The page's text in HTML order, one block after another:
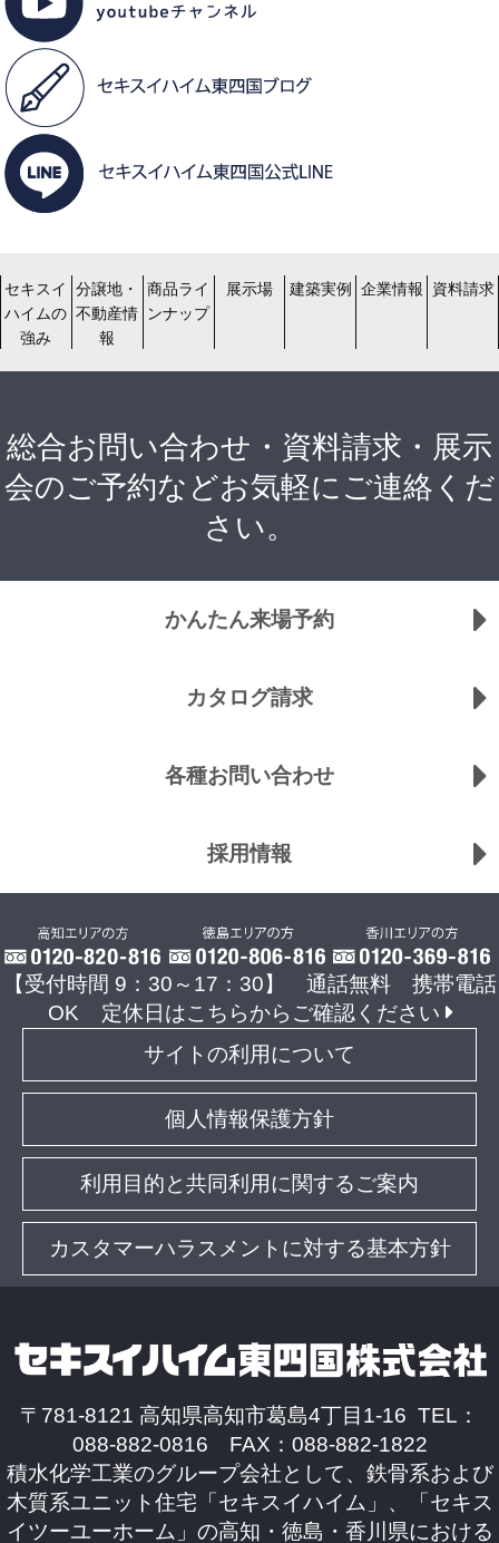
セキスイ
ハイムの
強み
分譲地・
不動産情
報
商品ライ
ンナップ
展示場 建築実例 企業情報 資料請求
総合お問い合わせ・資料請求・展示
会のご予約などお気軽にご連絡くだ
さい。
かんたん来場予約
カタログ請求
各種お問い合わせ
採用情報
【受付時間 9：30～17：30】 通話無料 携帯電話
OK
定休日はこちらからご確認ください
サイトの利用について
個人情報保護方針
利用目的と共同利用に関するご案内
カスタマーハラスメントに対する基本方針
〒781-8121 高知県高知市葛島4丁目1-16 TEL：
088-882-0816 FAX：088-882-1822
積水化学工業のグループ会社として、鉄骨系および
木質系ユニット住宅「セキスイハイム」、「セキス
イツーユーホーム」の高知・徳島・香川県における